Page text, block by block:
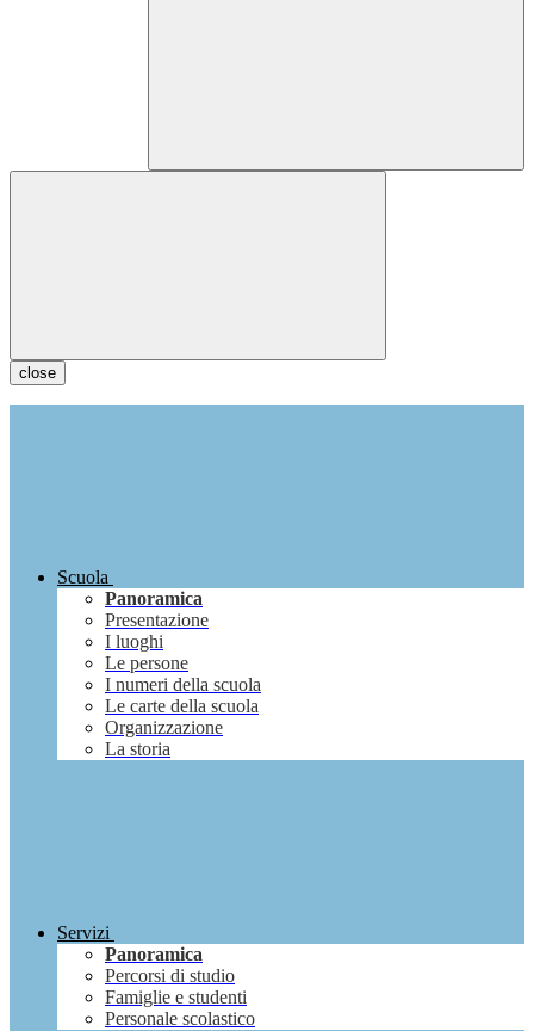
close
Scuola
Panoramica
Presentazione
I luoghi
Le persone
I numeri della scuola
Le carte della scuola
Organizzazione
La storia
Servizi
Panoramica
Percorsi di studio
Famiglie e studenti
Personale scolastico